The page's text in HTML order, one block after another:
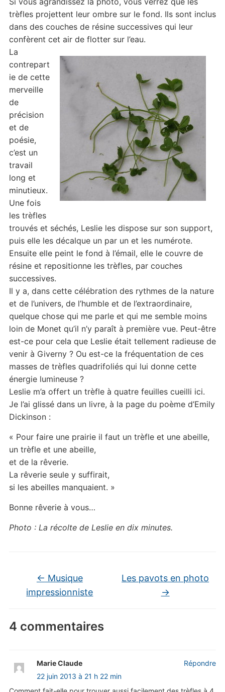
trèfles projettent leur ombre sur le fond. Ils sont inclus
dans des couches de résine successives qui leur
confèrent cet air de flotter sur l’eau.
La
contrepart
ie de cette
merveille
de
précision
et de
poésie,
c’est un
travail
long et
minutieux.
Une fois
les trèfles
trouvés et séchés, Leslie les dispose sur son support,
puis elle les décalque un par un et les numérote.
Ensuite elle peint le fond à l’émail, elle le couvre de
résine et repositionne les trèfles, par couches
successives.
Il y a, dans cette célébration des rythmes de la nature
et de l’univers, de l’humble et de l’extraordinaire,
quelque chose qui me parle et qui me semble moins
loin de Monet qu’il n’y paraît à première vue. Peut-être
est-ce pour cela que Leslie était tellement radieuse de
venir à Giverny ? Ou est-ce la fréquentation de ces
masses de trèfles quadrifoliés qui lui donne cette
énergie lumineuse ?
Leslie m’a offert un trèfle à quatre feuilles cueilli ici.
Je l’ai glissé dans un livre, à la page du poème d’Emily
Dickinson :
« Pour faire une prairie il faut un trèfle et une abeille,
un trèfle et une abeille,
et de la rêverie.
La rêverie seule y suffirait,
si les abeilles manquaient. »
Bonne rêverie à vous…
Photo : La récolte de Leslie en dix minutes.
← Musique
impressionniste
Les pavots en photo
→
4 commentaires
Marie Claude
22 juin 2013 à 21 h 22 min
Répondre